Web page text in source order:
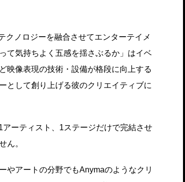
クノロジーを融合させてエンターテイメ
て気持ちよく五感を揺さぶるか」はイベ
映像表現の技術・設備が格段に向上する
として創り上げる彼のクリエイティブに
ーティスト、1ステージだけで完結させ
ん。
やアートの分野でもAnymaのようなクリ